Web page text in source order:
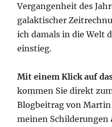
Vergangenheit des
galaktischer
ich damals in die Welt
einstieg.
Mit einem Klick auf
kommen Sie direkt
Blogbeitrag von
meinen Schilderungen